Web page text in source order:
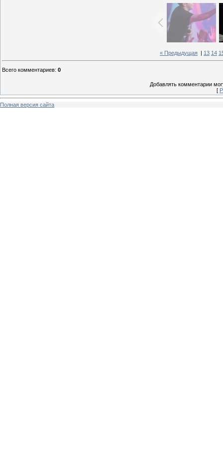
« Предыдущая 13 14
Всего комментариев: 0
Добавлять комментарии
[
Полная версия сайта